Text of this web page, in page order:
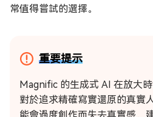
常值得嘗試的選擇。
重要提示
Magnific 的生成式 AI 在放大時
對於追求精確寫實還原的真實